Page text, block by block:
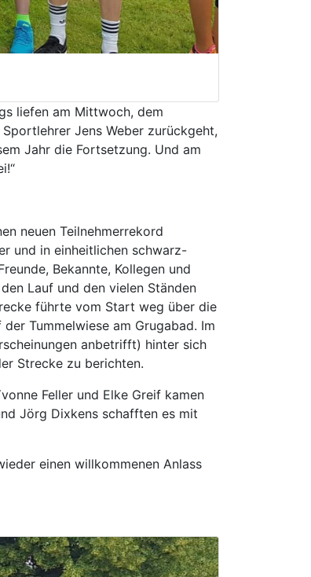
liefen am Mittwoch, dem
Jens Weber zurückgeht,
Jahr die Fortsetzung. Und am
neuen Teilnehmerrekord
und in einheitlichen schwarz-
Bekannte, Kollegen und
Lauf und den vielen Ständen
führte vom Start weg über die
Tummelwiese am Grugabad. Im
anbetrifft) hinter sich
Strecke zu berichten.
Feller und Elke Greif kamen
Jörg Dixkens schafften es mit
einen willkommenen Anlass